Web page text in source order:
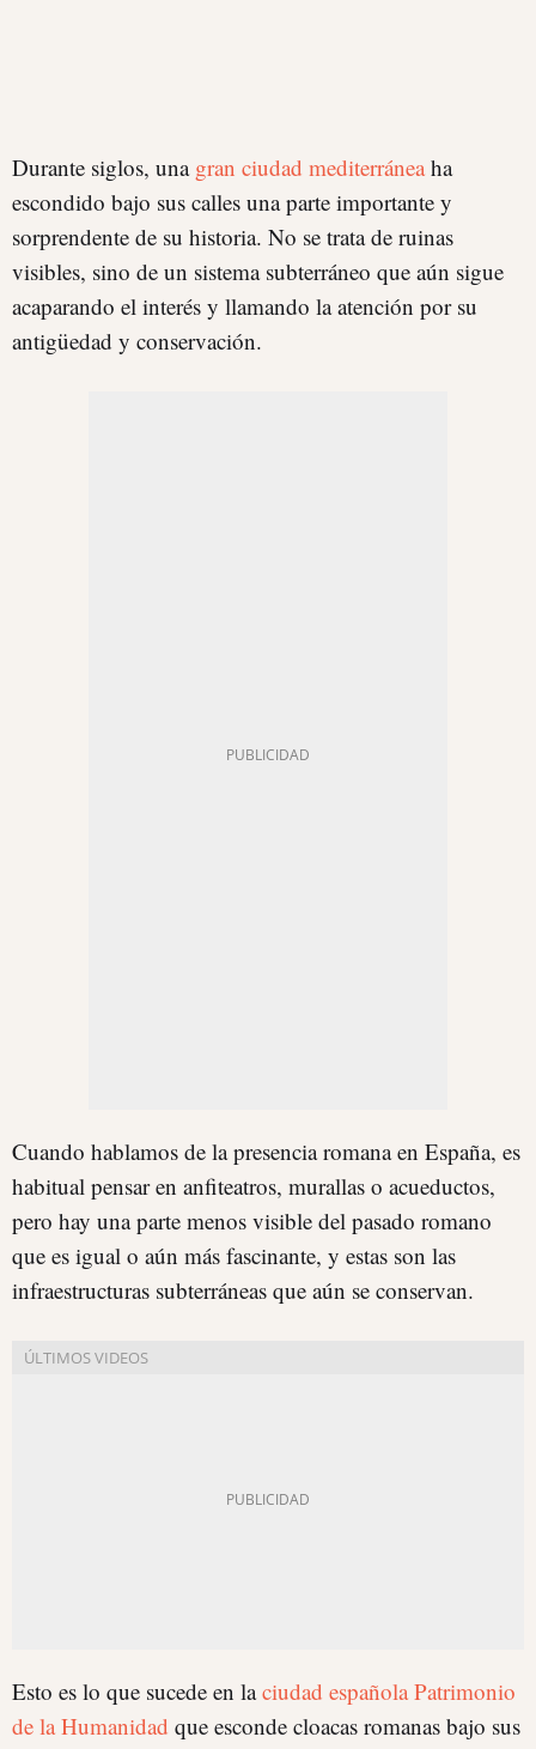
Durante siglos, una gran ciudad mediterráneaha
escondido bajo sus calles una parte importante y
sorprendente de su historia. No se trata de ruinas
visibles, sino de un sistema subterráneo que aún sigue
acaparando el interés y llamando la atención por su
antigüedad y conservación.
Cuando hablamos de la presencia romana en España, es
habitual pensar en anfiteatros, murallas o acueductos,
pero hay una parte menos visible del pasado romano
que es igual o aún más fascinante, y estas son las
infraestructuras subterráneas que aún se conservan.
Esto es lo que sucede en laciudad española Patrimonio
de la Humanidad que esconde cloacas romanas bajo sus